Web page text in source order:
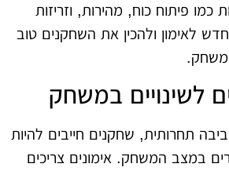
כמו פיתוח כוח, מהירות, וזריזות
לאימון ולהכין את השחקנים טוב
לשינויים במשחק
תחרותית, שחקנים חייבים להיות
במצב המשחק. אימונים צריכים